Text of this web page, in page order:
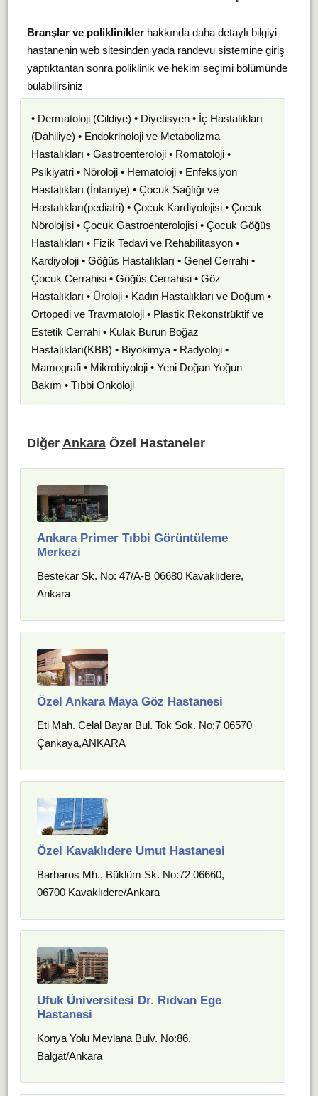
Branşlar ve polikliniklerhakkında daha detaylı bilgiyi
hastanenin web sitesinden yada randevu sistemine giriş
yaptıktantan sonra poliklinik ve hekim seçimi bölümünde
bulabilirsiniz
• Dermatoloji (Cildiye) • Diyetisyen • İç Hastalıkları
(Dahiliye) • Endokrinoloji ve Metabolizma
Hastalıkları • Gastroenteroloji • Romatoloji •
Psikiyatri • Nöroloji • Hematoloji • Enfeksiyon
Hastalıkları (İntaniye) • Çocuk Sağlığı ve
Hastalıkları(pediatri) • Çocuk Kardiyolojisi • Çocuk
Nörolojisi • Çocuk Gastroenterolojisi • Çocuk Göğüs
Hastalıkları • Fizik Tedavi ve Rehabilitasyon •
Kardiyoloji • Göğüs Hastalıkları • Genel Cerrahi •
Çocuk Cerrahisi • Göğüs Cerrahisi • Göz
Hastalıkları • Üroloji • Kadın Hastalıkları ve Doğum •
Ortopedi ve Travmatoloji • Plastik Rekonstrüktif ve
Estetik Cerrahi • Kulak Burun Boğaz
Hastalıkları(KBB) • Biyokimya • Radyoloji •
Mamografi • Mikrobiyoloji • Yeni Doğan Yoğun
Bakım • Tıbbi Onkoloji
Diğer AnkaraÖzel Hastaneler
Ankara Primer Tıbbi Görüntüleme
Merkezi
Bestekar Sk. No: 47/A-B 06680 Kavaklıdere,
Ankara
Özel Ankara Maya Göz Hastanesi
Eti Mah. Celal Bayar Bul. Tok Sok. No:7 06570
Çankaya,ANKARA
Özel Kavaklıdere Umut Hastanesi
Barbaros Mh., Büklüm Sk. No:72 06660,
06700 Kavaklıdere/Ankara
Ufuk Üniversitesi Dr. Rıdvan Ege
Hastanesi
Konya Yolu Mevlana Bulv. No:86,
Balgat/Ankara